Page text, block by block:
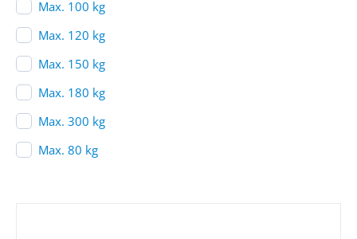
Max. 100 kg
Max. 120 kg
Max. 150 kg
Max. 180 kg
Max. 300 kg
Max. 80 kg